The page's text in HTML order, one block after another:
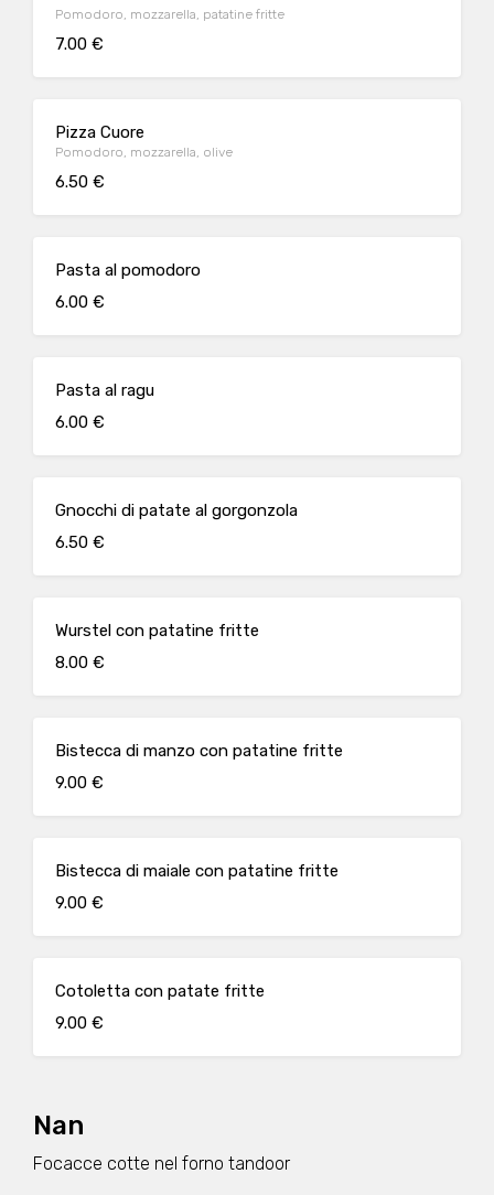
Pomodoro, mozzarella, patatine fritte
7.00 €
Pizza Cuore
Pomodoro, mozzarella, olive
6.50 €
Pasta al pomodoro
6.00 €
Pasta al ragu
6.00 €
Gnocchi di patate al gorgonzola
6.50 €
Wurstel con patatine fritte
8.00 €
Bistecca di manzo con patatine fritte
9.00 €
Bistecca di maiale con patatine fritte
9.00 €
Cotoletta con patate fritte
9.00 €
Nan
Focacce cotte nel forno tandoor